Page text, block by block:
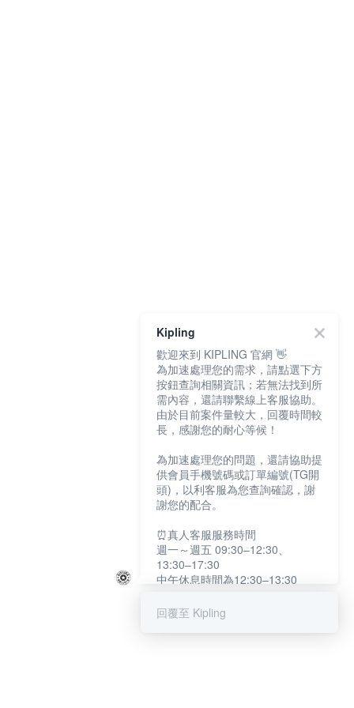
Kipling
歡迎來到 KIPLING 官網 👋
為加速處理您的需求，請點選下方
按鈕查詢相關資訊；若無法找到所
需內容，還請聯繫線上客服協助。
由於目前案件量較大，回覆時間較
長，感謝您的耐心等候！
為加速處理您的問題，還請協助提
供會員手機號碼或訂單編號(TG開
頭)，以利客服為您查詢確認，謝
謝您的配合。
⏰真人客服服務時間
週一～週五 09:30–12:30、
13:30–17:30
中午休息時間為12:30–13:30
提醒您：系統會自動已讀訊息，如
回覆至 Kipling